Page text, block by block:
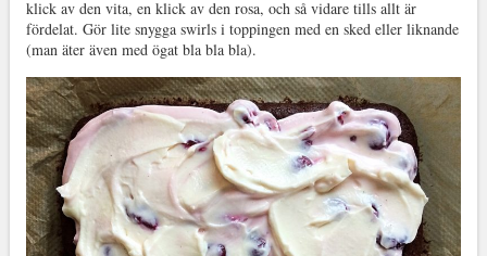
klick av den vita, en klick av den rosa, och så vidare tills allt är
fördelat. Gör lite snygga swirls i toppingen med en sked eller liknande
(man äter även med ögat bla bla bla).